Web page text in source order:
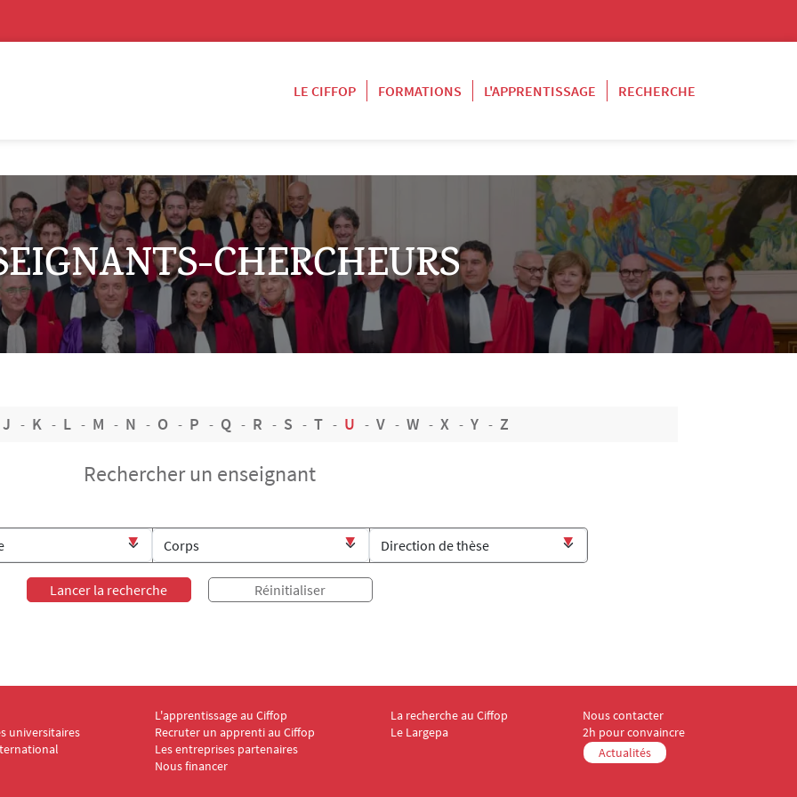
LE CIFFOP
FORMATIONS L'APPRENTISSAGE RECHERCHE
CHERCHEURS
J K L M N O P Q R S T U V W X Y Z
Rechercher un enseignant
CIFFOP 2
universitaires
Menu Footer CIFFOP 3
L'apprentissage au Ciffop
Recruter un apprenti au Ciffop
Les entreprises partenaires
Nous financer
Menu Footer CIFFOP 4
La recherche au Ciffop
Le Largepa
Menu Footer CIFFOP 5
Nous contacter
2h pour convaincre
Actualités